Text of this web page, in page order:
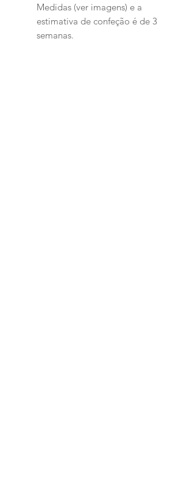
Medidas (ver imagens) e a
estimativa de confeção é de 3
semanas.